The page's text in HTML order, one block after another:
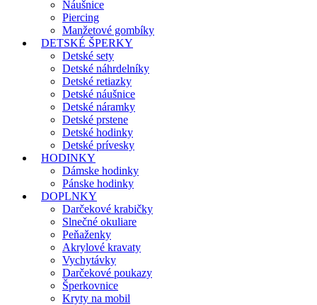
Náušnice
Piercing
Manžetové gombíky
DETSKÉ ŠPERKY
Detské sety
Detské náhrdelníky
Detské retiazky
Detské náušnice
Detské náramky
Detské prstene
Detské hodinky
Detské prívesky
HODINKY
Dámske hodinky
Pánske hodinky
DOPLNKY
Darčekové krabičky
Slnečné okuliare
Peňaženky
Akrylové kravaty
Vychytávky
Darčekové poukazy
Šperkovnice
Kryty na mobil